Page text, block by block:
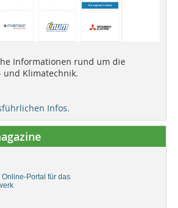
Informationen rund um die
und Klimatechnik.
Infos.
Online-Portal für das